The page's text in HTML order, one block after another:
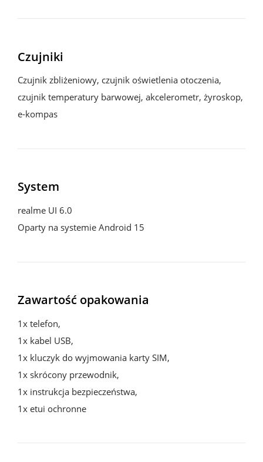
Czujniki
Czujnik zbliżeniowy, czujnik oświetlenia otoczenia,
czujnik temperatury barwowej, akcelerometr, żyroskop,
e-kompas
System
realme UI 6.0
Oparty na systemie Android 15
Zawartość opakowania
1x telefon,
1x kabel USB,
1x kluczyk do wyjmowania karty SIM,
1x skrócony przewodnik,
1x instrukcja bezpieczeństwa,
1x etui ochronne